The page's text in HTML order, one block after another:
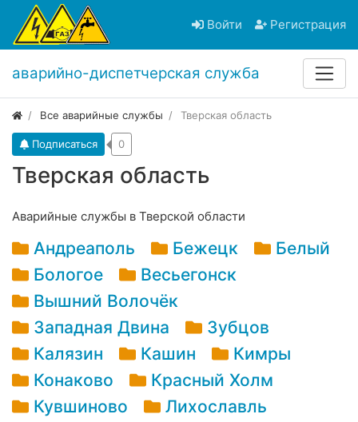
Войти Регистрация
аварийно-диспетчерская служба
Все аварийные службы Тверская область
Тверская область
Подписаться 0
Аварийные службы в Тверской области
Андреаполь Бежецк
Белый
Бологое
Весьегонск
Вышний Волочёк
Западная Двина
Зубцов
Калязин
Кашин
Кимры
Конаково
Красный Холм
Кувшиново
Лихославль